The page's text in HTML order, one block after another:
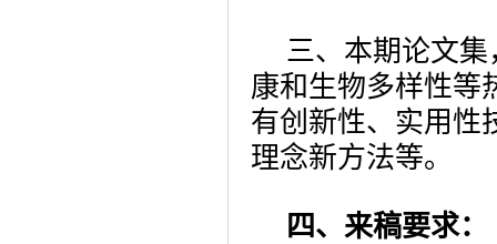
三、本期论文
康和生物多样性等
有创新性、实用性
理念新方法等。
四、来稿要求：